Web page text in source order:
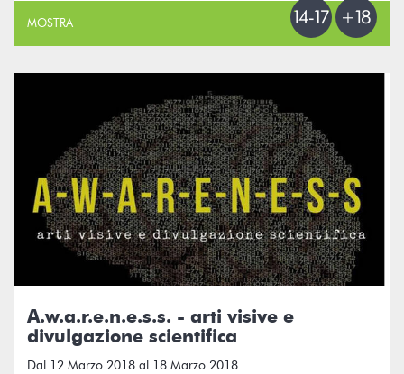
MOSTRA
A.w.a.r.e.n.e.s.s. - arti visive e
divulgazione scientifica
Dal 12 Marzo 2018 al 18 Marzo 2018